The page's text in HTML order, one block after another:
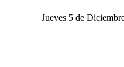
Jueves 5 de